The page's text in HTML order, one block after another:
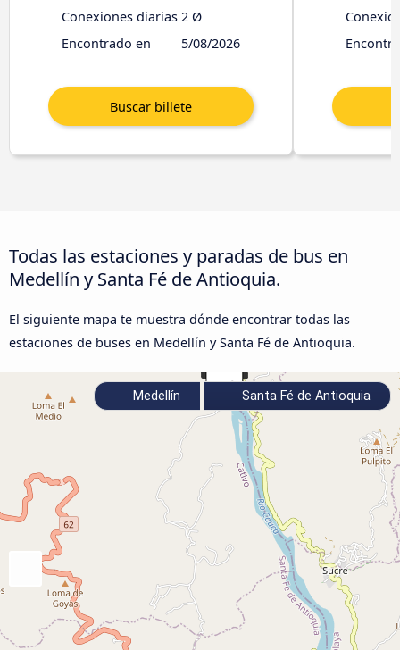
Conexiones diarias 2 Ø
Encontrado en
5/08/2026
Todas las estaciones y paradas de bus en
Medellín y Santa Fé de Antioquia.
El siguiente mapa te muestra dónde encontrar todas las
estaciones de buses en Medellín y Santa Fé de Antioquia.
Medellín Santa Fé de Antioquia